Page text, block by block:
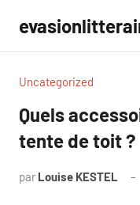
contenu
Uncategorized
Quels
tente de toit ?
par Louise KESTEL